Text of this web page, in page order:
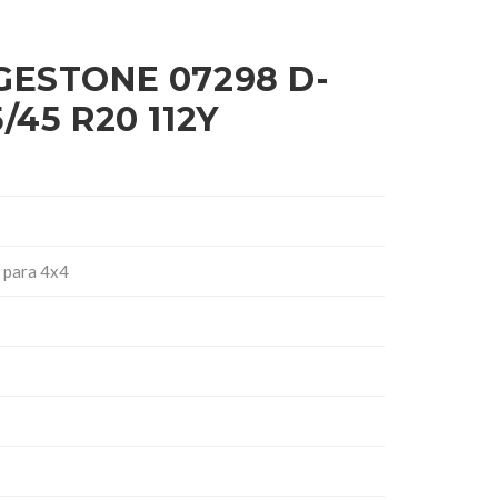
07298 D-
R20 112Y
4x4